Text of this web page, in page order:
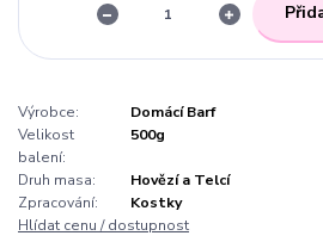
Výrobce:
Domácí Barf
Velikost
balení:
500g
Druh masa:
Hovězí a Telcí
Zpracování:
Kostky
Hlídat cenu / dostupnost